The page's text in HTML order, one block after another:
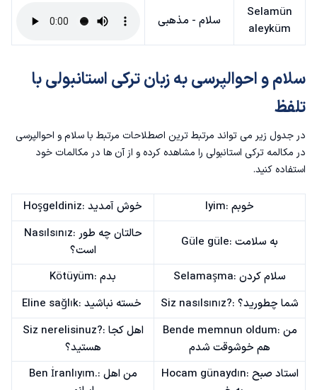
Selamün
aleyküm
سلام - مذهبی
سلام و احوالپرسی به زبان ترکی استانبولی با
تلفظ
در جدول زیر می تواند مرتبط ترین اصطلاحات مرتبط با سلام و احوالپرسی
در مکالمه ترکی استانبولی را مشاهده کرده و از آن ها در مکالمات خود
استفاده کنید.
Iyim: خوبم Hoşgeldiniz: خوش آمدید
Güle güle: به سلامت
Nasılsınız: حالتان چه طور
است؟
Selamaşma: سلام کردن
Kötüyüm: بدم
Siz nasılsınız?: شما چطورید؟
خسته نباشید :Eline sağlık
Bende memnun oldum: من
هم خوشوقت شدم
Siz nerelisinuz?: اهل کجا
هستید؟
Hocam günaydın: استاد صبح
Ben İranlıyım.: من اهل